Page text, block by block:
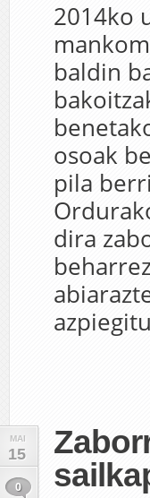
2014ko
baldin
osoak
pila
dira
MAI
15
0